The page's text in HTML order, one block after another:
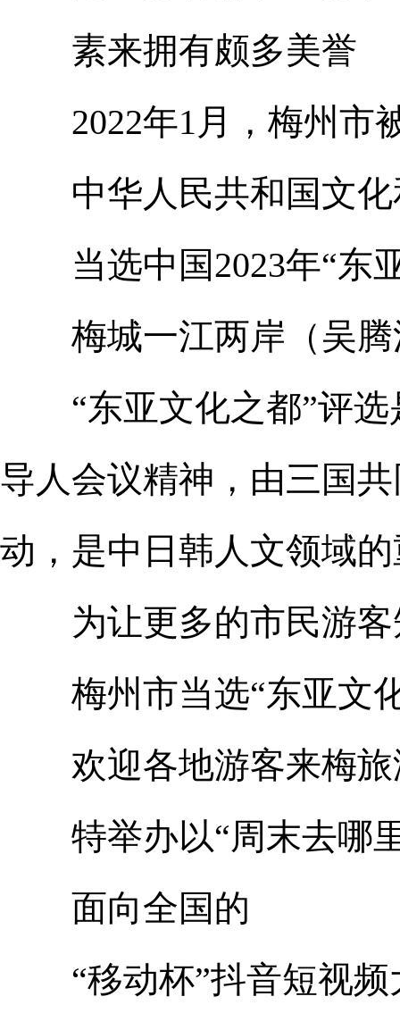
素来拥有颇多美誉
2022年1月，梅州市
中华人民共和国文化
当选中国2023年“东
梅城一江两岸（吴腾
“东亚文化之都”评选
导人会议精神，由三国
动，是中日韩人文领域
为让更多的市民游客
梅州市当选“东亚文
欢迎各地游客来梅旅
特举办以“周末去哪
面向全国的
“移动杯”抖音短视频